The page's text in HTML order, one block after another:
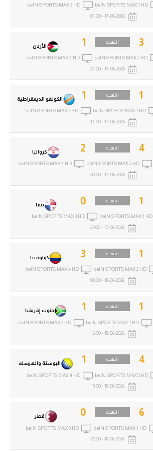
6 انتهت
قطر 0
beIN SPORTS MAX 1 HD
beIN SPORTS MAX 3 HD
18-06-2026 - 22:00
4 انتهت
البوسنة والهرسك 1
beIN SPORTS MAX 2 HD
beIN SPORTS MAX 4 HD
18-06-2026 - 19:00
1 انتهت
جنوب إفريقيا 1
beIN SPORTS MAX 1 HD
beIN SPORTS MAX 3 HD
18-06-2026 - 16:00
1 انتهت
كولومبيا 3
beIN SPORTS MAX 2 HD
beIN SPORTS MAX 4 HD
18-06-2026 - 02:00
1 انتهت
بنما 0
beIN SPORTS MAX 1 HD
beIN SPORTS MAX 3 HD
17-06-2026 - 23:00
4 انتهت
كرواتيا 2
beIN SPORTS MAX 2 HD
beIN SPORTS MAX 4 HD
17-06-2026 - 20:00
1 انتهت
الكونغو الديمقراطية 1
beIN SPORTS MAX 1 HD
beIN SPORTS MAX 3 HD
17-06-2026 - 17:00
3 انتهت
الأردن 1
beIN SPORTS MAX 2 HD
beIN SPORTS MAX 4 HD
17-06-2026 - 04:00
beIN SPORTS MAX 1 HD
beIN SPORTS MAX 3 HD
17-06-2026 - 01:00